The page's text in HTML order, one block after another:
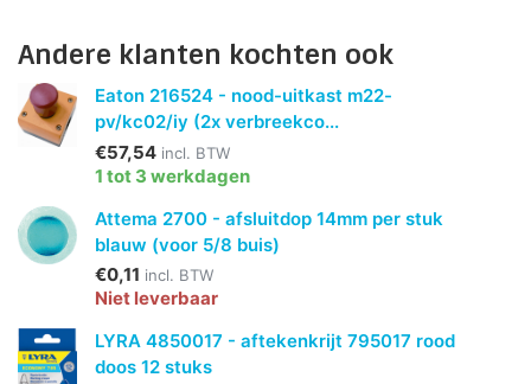
Andere klanten kochten ook
Eaton 216524 - nood-uitkast m22-
pv/kc02/iy (2x verbreekco...
€57,54 incl. BTW
1 tot 3 werkdagen
Attema 2700 - afsluitdop 14mm per stuk
blauw (voor 5/8 buis)
€0,11 incl. BTW
Niet leverbaar
LYRA 4850017 - aftekenkrijt 795017 rood
doos 12 stuks